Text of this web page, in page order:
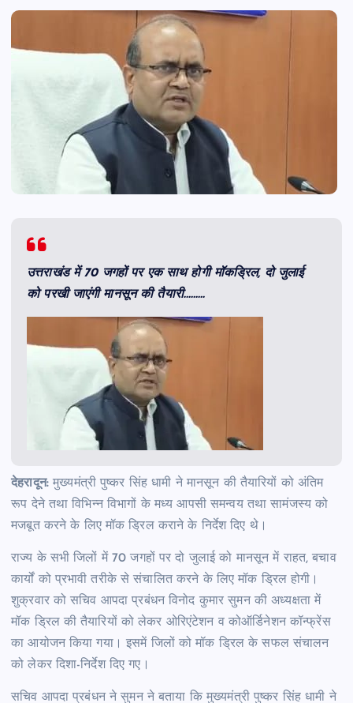
उत्तराखंड में 70 जगहों पर एक साथ होगी मॉकड्रिल, दो जुलाई
को परखी जाएंगी मानसून की तैयारी………
देहरादून:मुख्यमंत्री पुष्कर सिंह धामी ने मानसून की तैयारियों को अंतिम
रूप देने तथा विभिन्न विभागों के मध्य आपसी समन्वय तथा सामंजस्य को
मजबूत करने के लिए मॉक ड्रिल कराने के निर्देश दिए थे।
राज्य के सभी जिलों में 70 जगहों पर दो जुलाई को मानसून में राहत, बचाव
कार्यों को प्रभावी तरीके से संचालित करने के लिए मॉक ड्रिल होगी।
शुक्रवार को सचिव आपदा प्रबंधन विनोद कुमार सुमन की अध्यक्षता में
मॉक ड्रिल की तैयारियों को लेकर ओरिएंटेशन व कोऑर्डिनेशन कॉन्फ्रेंस
का आयोजन किया गया। इसमें जिलों को मॉक ड्रिल के सफल संचालन
को लेकर दिशा-निर्देश दिए गए।
सचिव आपदा प्रबंधन ने सुमन ने बताया कि मुख्यमंत्री पुष्कर सिंह धामी ने